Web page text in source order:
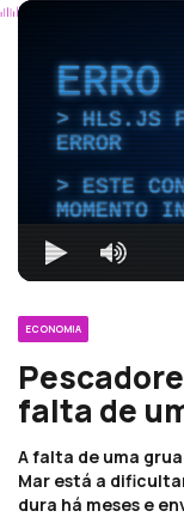
HLS.JS
ERROR
ESTE
MOMENTO
ECONOMIA
falta de
A falta de uma
Mar está a
dura há meses e